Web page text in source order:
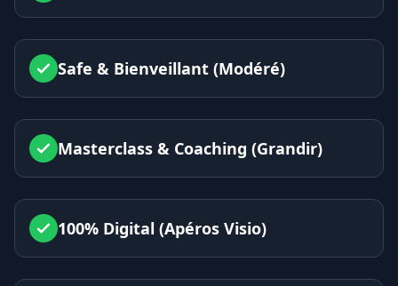
Safe & Bienveillant (Modéré)
Masterclass & Coaching (Grandir)
100% Digital (Apéros Visio)